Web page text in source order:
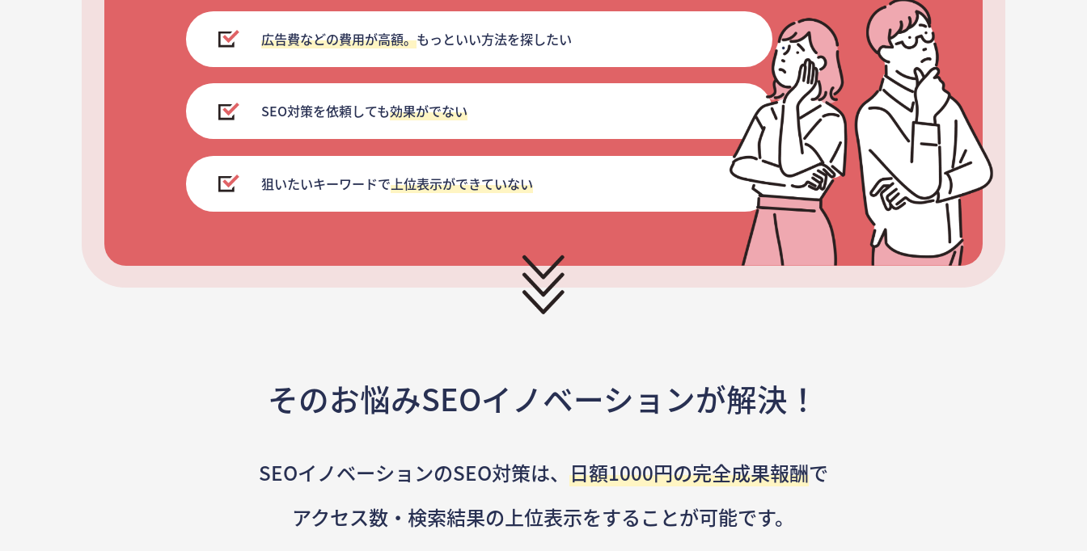
広告費などの費用が高額。もっといい方法を探したい
SEO対策を依頼しても効果がでない
狙いたいキーワードで上位表示ができていない
そのお悩みSEOイノベーションが解決！
SEOイノベーションのSEO対策は、 日額1000円の完全成果報酬で
アクセス数・検索結果の 上位表示をすることが可能です。